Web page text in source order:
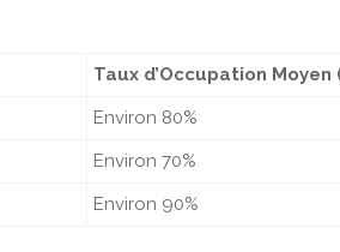
Taux d’Occupation Moyen
Environ 80%
Environ 70%
Environ 90%